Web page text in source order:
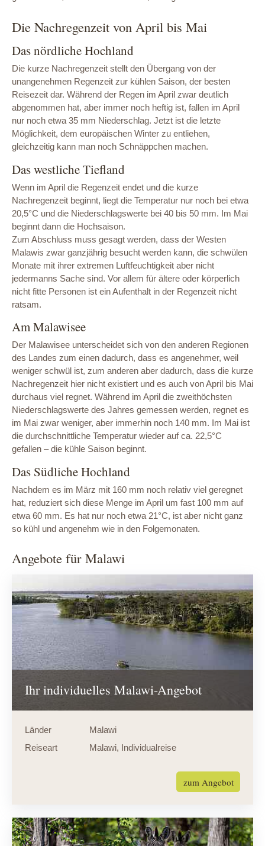
Die Nachregenzeit von April bis Mai
Das nördliche Hochland
Die kurze Nachregenzeit stellt den Übergang von der
unangenehmen Regenzeit zur kühlen Saison, der besten
Reisezeit dar. Während der Regen im April zwar deutlich
abgenommen hat, aber immer noch heftig ist, fallen im April
nur noch etwa 35 mm Niederschlag. Jetzt ist die letzte
Möglichkeit, dem europäischen Winter zu entliehen,
gleichzeitig kann man noch Schnäppchen machen.
Das westliche Tiefland
Wenn im April die Regenzeit endet und die kurze
Nachregenzeit beginnt, liegt die Temperatur nur noch bei etwa
20,5°C und die Niederschlagswerte bei 40 bis 50 mm. Im Mai
beginnt dann die Hochsaison.
Zum Abschluss muss gesagt werden, dass der Westen
Malawis zwar ganzjährig besucht werden kann, die schwülen
Monate mit ihrer extremen Luftfeuchtigkeit aber nicht
jedermanns Sache sind. Vor allem für ältere oder körperlich
nicht fitte Personen ist ein Aufenthalt in der Regenzeit nicht
ratsam.
Am Malawisee
Der Malawisee unterscheidet sich von den anderen Regionen
des Landes zum einen dadurch, dass es angenehmer, weil
weniger schwül ist, zum anderen aber dadurch, dass die kurze
Nachregenzeit hier nicht existiert und es auch von April bis Mai
durchaus viel regnet. Während im April die zweithöchsten
Niederschlagswerte des Jahres gemessen werden, regnet es
im Mai zwar weniger, aber immerhin noch 140 mm. Im Mai ist
die durchschnittliche Temperatur wieder auf ca. 22,5°C
gefallen – die kühle Saison beginnt.
Das Südliche Hochland
Nachdem es im März mit 160 mm noch relativ viel geregnet
hat, reduziert sich diese Menge im April um fast 100 mm auf
etwa 60 mm. Es hat nur noch etwa 21°C, ist aber nicht ganz
so kühl und angenehm wie in den Folgemonaten.
Angebote für Malawi
Ihr individuelles Malawi-Angebot
Länder
Malawi
Reiseart
Malawi, Individualreise
zum Angebot